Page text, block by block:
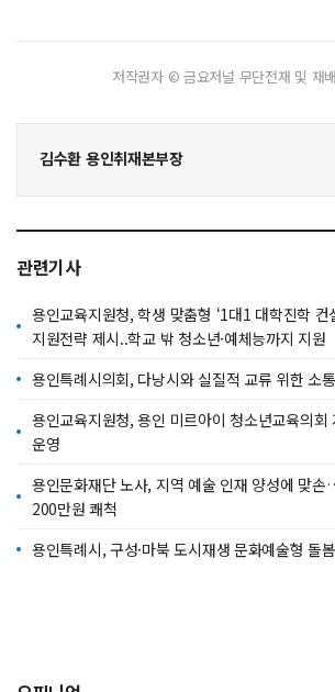
저작권자 © 금요저널 무단전재 및 재
김수환 용인취재본부장
관련기사
용인교육지원청, 학생 맞춤형 ‘1대1 대학진학 컨
지원전략 제시..학교 밖 청소년·예체능까지 지원
용인특례시의회, 다낭시와 실질적 교류 위한 소
용인교육지원청, 용인 미르아이 청소년교육의회
운영
용인문화재단 노사, 지역 예술 인재 양성에 맞
200만원 쾌척
용인특례시, 구성·마북 도시재생 문화예술형 돌